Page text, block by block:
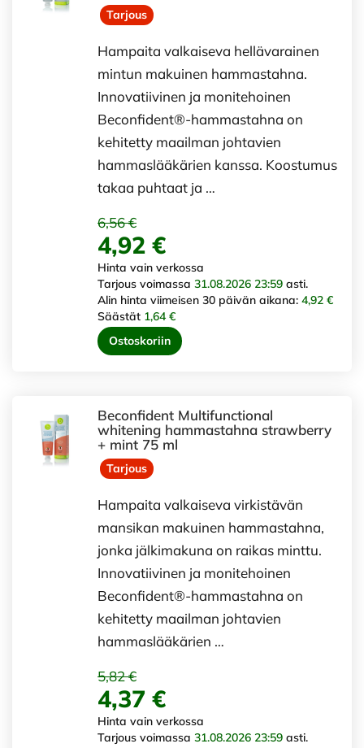
Tarjous
Hampaita valkaiseva hellävarainen
mintun makuinen hammastahna.
Innovatiivinen ja monitehoinen
Beconfident®-hammastahna on
kehitetty maailman johtavien
hammaslääkärien kanssa. Koostumus
takaa puhtaat ja …
6,56 €
4,92 €
Hinta vain verkossa
Tarjous voimassa 31.08.2026 23:59 asti.
Alin hinta viimeisen 30 päivän aikana: 4,92 €
Säästät 1,64 €
Ostoskoriin
Beconfident Multifunctional
whitening hammastahna strawberry
+ mint 75 ml
Tarjous
Hampaita valkaiseva virkistävän
mansikan makuinen hammastahna,
jonka jälkimakuna on raikas minttu.
Innovatiivinen ja monitehoinen
Beconfident®-hammastahna on
kehitetty maailman johtavien
hammaslääkärien …
5,82 €
4,37 €
Hinta vain verkossa
Tarjous voimassa 31.08.2026 23:59 asti.